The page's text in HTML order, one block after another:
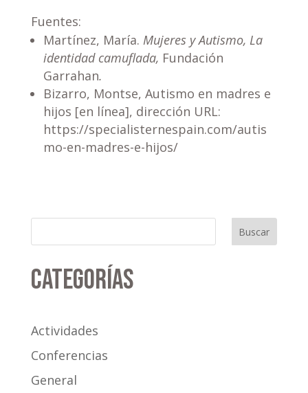
Fuentes:
Martínez, María. Mujeres y Autismo, La
identidad camuflada, Fundación
Garrahan.
Bizarro, Montse, Autismo en madres e
hijos [en línea], dirección URL:
https://specialisternespain.com/autis
mo-en-madres-e-hijos/
Buscar
Categorías
Actividades
Conferencias
General